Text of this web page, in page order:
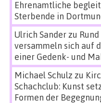
Ehrenamtliche
Sterbende in
Ulrich Sanderzu
versammeln sich auf
einer Gedenk- und
Michael Schulz zu
Schachclub: Kunst
Formen der